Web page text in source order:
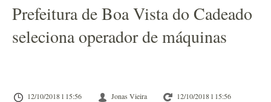
Prefeitura de Boa Vista do Cadeado
seleciona operador de máquinas
12/10/2018 l 15:56 Jonas Vieira 12/10/2018 l 15:56